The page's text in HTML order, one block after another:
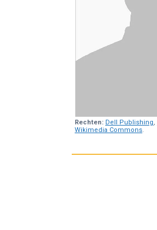
Rechten: Dell Publishing,
Wikimedia Commons.